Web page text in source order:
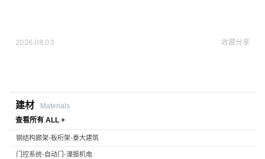
2026.08.03 收藏分享
建材
Materials
查看所有 ALL +
钢结构廊架-板桁架-泰大建筑
门控系统-自动门-濠振机电